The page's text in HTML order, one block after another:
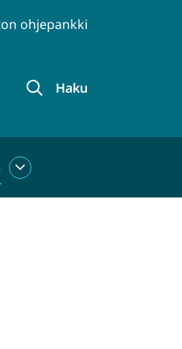
ohjepankki
Haku
Kieli